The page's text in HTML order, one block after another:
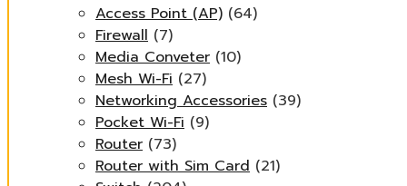
Access Point (AP) (64)
Firewall (7)
Media Conveter (10)
Mesh Wi-Fi (27)
Networking Accessories (39)
Pocket Wi-Fi (9)
Router (73)
Router with Sim Card (21)